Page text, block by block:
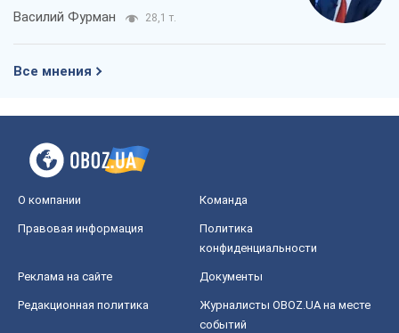
Василий Фурман 28,1 т.
Все мнения
О компании Команда
Правовая информация
Политика
конфиденциальности
Реклама на сайте Документы
Редакционная политика
Журналисты OBOZ.UA на месте
событий